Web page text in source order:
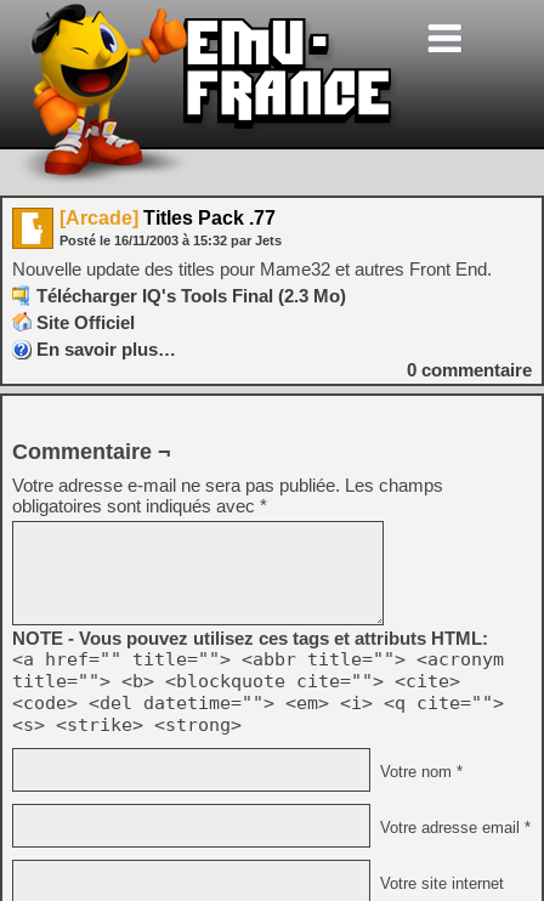
[Arcade] Titles Pack .77
Posté le 16/11/2003 à 15:32 par Jets
Nouvelle update des titles pour Mame32 et autres Front End.
Télécharger IQ's Tools Final (2.3 Mo)
Site Officiel
En savoir plus…
0 commentaire
Commentaire ¬
Votre adresse e-mail ne sera pas publiée. Les champs
obligatoires sont indiqués avec *
NOTE - Vous pouvez utilisez ces tags et attributs HTML:
<a href="" title=""> <abbr title=""> <acronym
title=""> <b> <blockquote cite=""> <cite>
<code> <del datetime=""> <em> <i> <q cite="">
<s> <strike> <strong>
Votre nom *
Votre adresse email *
Votre site internet